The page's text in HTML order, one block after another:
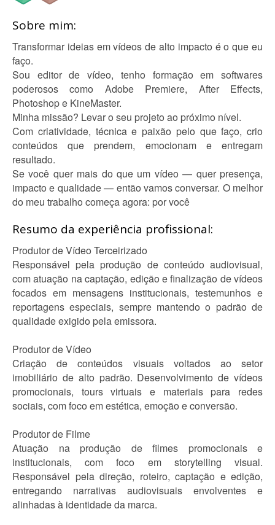
Sobre mim:
Transformar ideias em vídeos de alto impacto é o que eu
faço.
Sou editor de vídeo, tenho formação em softwares
poderosos como Adobe Premiere, After Effects,
Photoshop e KineMaster.
Minha missão? Levar o seu projeto ao próximo nível.
Com criatividade, técnica e paixão pelo que faço, crio
conteúdos que prendem, emocionam e entregam
resultado.
Se você quer mais do que um vídeo — quer presença,
impacto e qualidade — então vamos conversar. O melhor
do meu trabalho começa agora: por você
Resumo da experiência profissional:
Produtor de Vídeo Terceirizado
Responsável pela produção de conteúdo audiovisual,
com atuação na captação, edição e finalização de vídeos
focados em mensagens institucionais, testemunhos e
reportagens especiais, sempre mantendo o padrão de
qualidade exigido pela emissora.
Produtor de Vídeo
Criação de conteúdos visuais voltados ao setor
imobiliário de alto padrão. Desenvolvimento de vídeos
promocionais, tours virtuais e materiais para redes
sociais, com foco em estética, emoção e conversão.
Produtor de Filme
Atuação na produção de filmes promocionais e
institucionais, com foco em storytelling visual.
Responsável pela direção, roteiro, captação e edição,
entregando narrativas audiovisuais envolventes e
alinhadas à identidade da marca.